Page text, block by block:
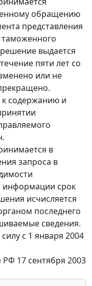
обращению
представления
выдается
пяти лет со
или не
содержанию и
в
запроса в
информации срок
исчисляется
последнего
сведения.
с 1 января 2004
17 сентября 2003